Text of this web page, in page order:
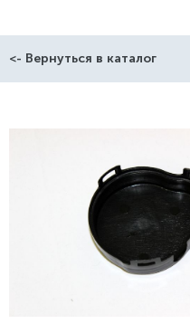
<- Вернуться в каталог